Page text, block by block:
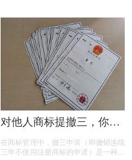
么？商标续展的类型有哪些？商标续展
有什么种类？什么情况下需要进行商标
续展？商标续展的目的是什么？
对他人商标提撤三，你真
在商标管理中，撤三申请（即撤销连续
三年不使用注册商标的申请）是一种重